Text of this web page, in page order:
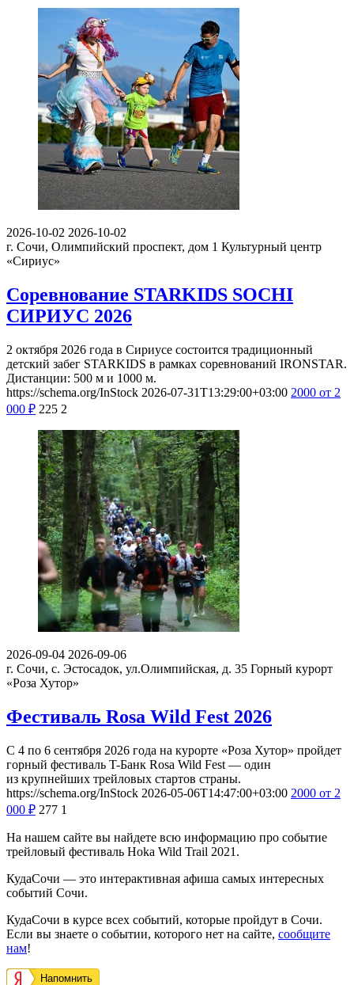
2026-10-02 2026-10-02
г. Сочи, Олимпийский проспект, дом 1 Культурный центр
«Сириус»
Соревнование STARKIDS SOCHI
СИРИУС 2026
2 октября 2026 года в Сириусе состоится традиционный
детский забег STARKIDS в рамках соревнований IRONSTAR.
Дистанции: 500 м и 1000 м.
https://schema.org/InStock 2026-07-31T13:29:00+03:00 2000 от 2
000 ₽ 225 2
2026-09-04 2026-09-06
г. Сочи, с. Эстосадок, ул.Олимпийская, д. 35 Горный курорт
«Роза Хутор»
Фестиваль Rosa Wild Fest 2026
С 4 по 6 сентября 2026 года на курорте «Роза Хутор» пройдет
горный фестиваль T-Банк Rosa Wild Fest — один
из крупнейших трейловых стартов страны.
https://schema.org/InStock 2026-05-06T14:47:00+03:00 2000 от 2
000 ₽ 277 1
На нашем сайте вы найдете всю информацию про событие
трейловый фестиваль Hoka Wild Trail 2021.
КудаСочи — это интерактивная афиша самых интересных
событий Сочи.
КудаСочи в курсе всех событий, которые пройдут в Сочи.
Если вы знаете о событии, которого нет на сайте, сообщите
нам!
Напомнить